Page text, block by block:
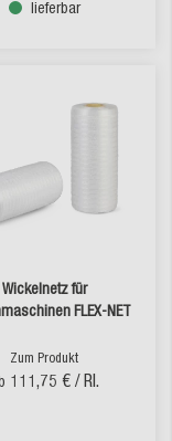
lieferbar
Wickelnetz für
FLEX-NET
Zum Produkt
111,75 € / Rl.